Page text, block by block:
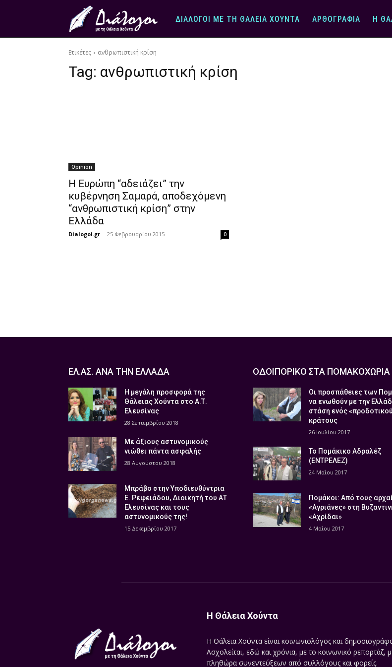
ΔΙΆΛΟΓΟΙ ΜΕ ΤΗ ΘΆΛΕΙΑ ΧΟΎΝΤΑ ΑΡΘΟΓΡΑΦΊΑ Η
Ετικέτες ανθρωπιστική κρίση
Tag: ανθρωπιστική κρίση
Opinion
Η Ευρώπη “αδειάζει” την
κυβέρνηση Σαμαρά, αποδεχόμενη
“ανθρωπιστική κρίση” στην
Ελλάδα
Dialogoi.gr - 25 Φεβρουαρίου 2015 0
ΕΛ.ΑΣ. ΑΝΑ ΤΗΝ ΕΛΛΑΔΑ
Η μεγάλη προσφορά της
Θάλειας Χούντα στο Α.Τ.
Ελευσίνας
28 Σεπτεμβρίου 2018
Με άξιους αστυνομικούς
νιώθει πάντα ασφαλής
28 Αυγούστου 2018
Μπράβο στην Υποδιευθύντρια
Ε. Ρεφειάδου, Διοικητή του ΑΤ
Ελευσίνας και τους
αστυνομικούς της!
15 Δεκεμβρίου 2017
ΟΔΟΙΠΟΡΙΚΟ ΣΤΑ ΠΟΜΑΚΟΧΩΡΙΑ
Οι προσπάθειες των
να ενωθούν με την
στάση ενός
κράτους
26 Ιουλίου 2017
Το Πομάκικο Αδραλέζ
(ΕΝΤΡΕΛΕΖ)
24 Μαΐου 2017
Πομάκοι: Από τους
«Αγριάνες» στη
«Αχρίδαι»
4 Μαΐου 2017
Η Θάλεια Χούντα
Η Θάλεια Χούντα είναι κοινωνιολόγος και
Ασχολείται, εδώ και χρόνια, με το κοινωνικό ρεπορτάζ,
πληθώρα συνεντεύξεων από συλλόγους και φορείς.